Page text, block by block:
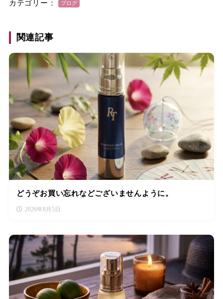
カテゴリー： ブログ
関連記事
どうぞお買い忘れなどございませんように。
2026年8月5日